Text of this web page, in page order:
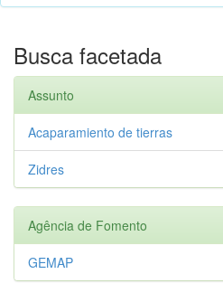
Busca facetada
Assunto
Acaparamiento de tierras
Zidres
Agência de Fomento
GEMAP